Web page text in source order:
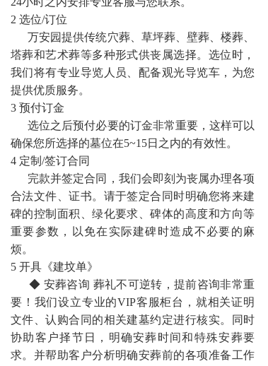
2 选位/订位
万安园提供传统穴葬、草坪葬、壁葬、楼葬、
塔葬和艺术葬等多种形式供丧属选择。选位时，
我们将有专业导览人员、配备观光导览车，为您
提供优质服务。
3 预付订金
选位之后预付必要的订金非常重要，这样可以
确保您所选择的墓位在5~15日之内的有效性。
4 定制/签订合同
完款并签定合同，我们会即刻为丧属办理各项
合法文件、证书。请于签定合同时明确您将来建
碑的控制面积、绿化要求、碑体的高度和方向等
重要参数，以免在实际建碑时造成不必要的麻
烦。
5 开具《建坟单》
◆ 安葬咨询 葬礼不可逆转，提前咨询非常重
要！我们设立专业的VIP客服柜台，就相关证明
文件、认购合同的相关建墓约定进行核实。同时
协助客户择节日，明确安葬时间和特殊安葬要
求。并帮助客户分析明确安葬前的各项准备工作